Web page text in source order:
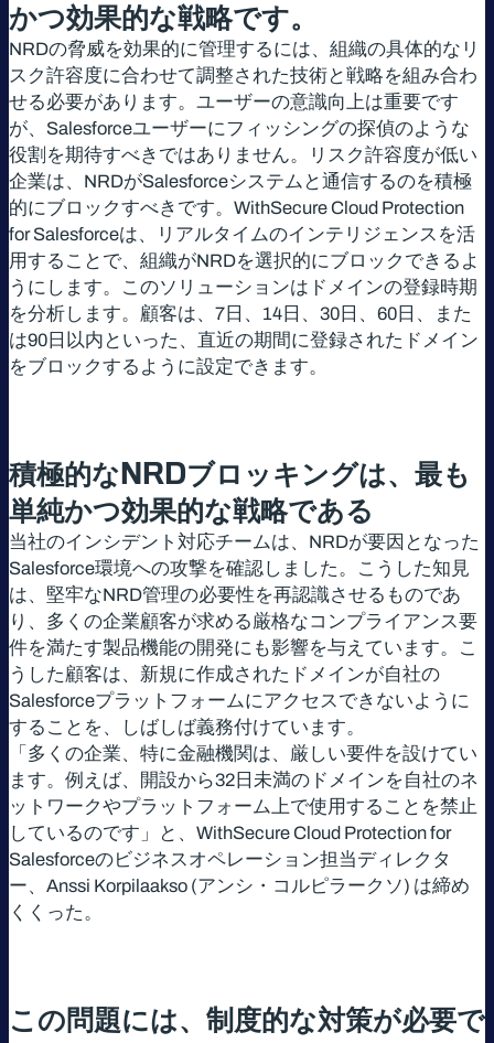
かつ効果的な戦略です。
NRDの脅威を効果的に管理するには、組織の具体的なリ
スク許容度に合わせて調整された技術と戦略を組み合わ
せる必要があります。ユーザーの意識向上は重要です
が、Salesforceユーザーにフィッシングの探偵のような
役割を期待すべきではありません。リスク許容度が低い
企業は、NRDがSalesforceシステムと通信するのを積極
的にブロックすべきです。WithSecure Cloud Protection
for Salesforceは、リアルタイムのインテリジェンスを活
用することで、組織がNRDを選択的にブロックできるよ
うにします。このソリューションはドメインの登録時期
を分析します。顧客は、7日、14日、30日、60日、また
は90日以内といった、直近の期間に登録されたドメイン
をブロックするように設定できます。
積極的な NRDブロッキングは、最も
単純かつ効果的な戦略である
当社のインシデント対応チームは、NRDが要因となった
Salesforce環境への攻撃を確認しました。こうした知見
は、堅牢なNRD管理の必要性を再認識させるものであ
り、多くの企業顧客が求める厳格なコンプライアンス要
件を満たす製品機能の開発にも影響を与えています。こ
うした顧客は、新規に作成されたドメインが自社の
Salesforceプラットフォームにアクセスできないように
することを、しばしば義務付けています。
「多くの企業、特に金融機関は、厳しい要件を設けてい
ます。例えば、開設から32日未満のドメインを自社のネ
ットワークやプラットフォーム上で使用することを禁止
しているのです」と、WithSecure Cloud Protection for
Salesforceのビジネスオペレーション担当ディレクタ
ー、Anssi Korpilaakso (アンシ・コルピラークソ) は締め
くくった。
この問題には、制度的な対策が必要で